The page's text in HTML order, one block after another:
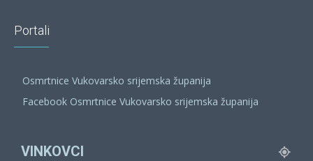
Portali
Osmrtnice Vukovarsko srijemska županija
Facebook Osmrtnice Vukovarsko srijemska županija
VINKOVCI